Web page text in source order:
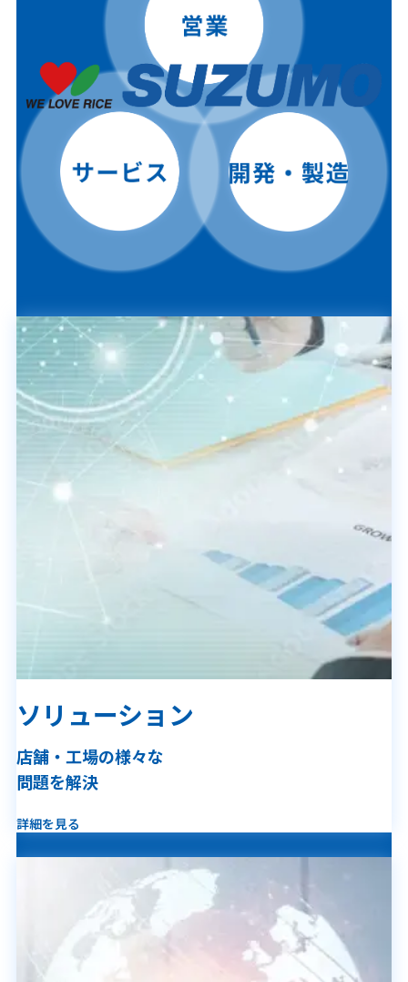
ソリューション
店舗・工場の様々な
問題を解決
詳細を見る